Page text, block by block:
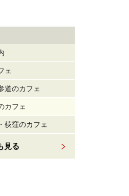
ェ
道のカフェ
カフェ
荻窪のカフェ
見る